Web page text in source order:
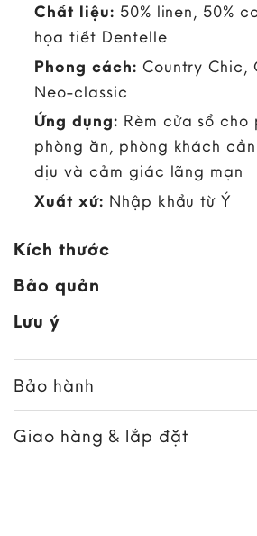
Chất liệu: 50% linen, 50%
họa tiết Dentelle
Phong cách: Country Chic,
Neo-classic
Ứng dụng: Rèm cửa sổ cho
phòng ăn, phòng khách
dịu và cảm giác lãng mạn
Xuất xứ: Nhập khẩu từ Ý
Kích thước
Bảo quản
Lưu ý
Bảo hành
Giao hàng & lắp đặt